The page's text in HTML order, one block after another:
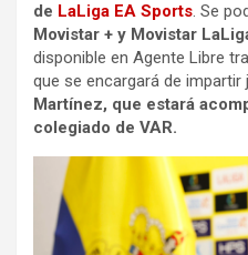
de LaLiga EA Sports. Se
Movistar + y Movistar
disponible en Agente Libre
que se encargará de impartir
Martínez, que estará
colegiado de VAR.